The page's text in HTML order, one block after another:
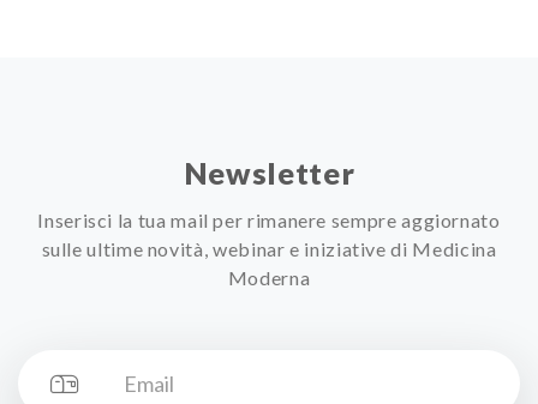
Newsletter
Inserisci la tua mail per rimanere sempre aggiornato
sulle ultime novità, webinar e iniziative di Medicina
Moderna